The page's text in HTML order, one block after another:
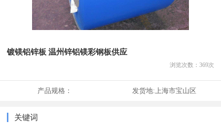
镀镁铝锌板 温州锌铝镁彩钢板供应
浏览次数： 369次
产品规格： 发货地: 上海市宝山区
关键词